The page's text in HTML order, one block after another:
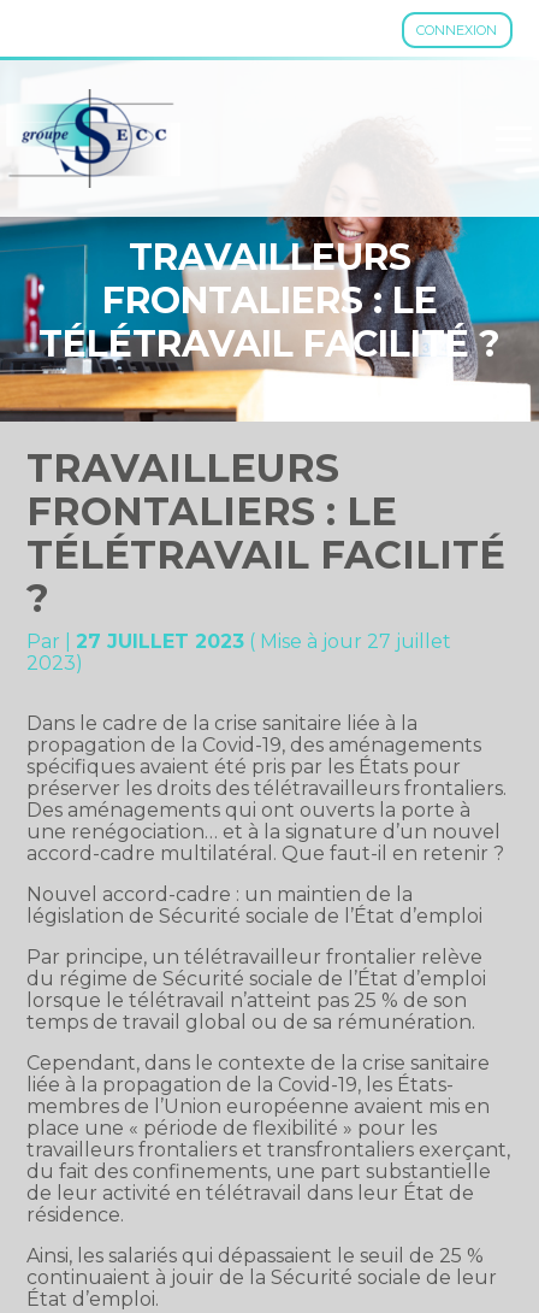
CONNEXION
Aller
TRAVAILLEURS
FRONTALIERS : LE
TÉLÉTRAVAIL FACILITÉ ?
TRAVAILLEURS
FRONTALIERS : LE
TÉLÉTRAVAIL FACILITÉ
?
Par 27 JUILLET 2023 ( Mise à jour 27 juillet
2023)
Dans le cadre de la crise sanitaire liée à la
propagation de la Covid-19, des aménagements
spécifiques avaient été pris par les États pour
préserver les droits des télétravailleurs frontaliers.
Des aménagements qui ont ouverts la porte à
une renégociation… et à la signature d’un nouvel
accord-cadre multilatéral. Que faut-il en retenir ?
Nouvel accord-cadre : un maintien de la
législation de Sécurité sociale de l’État d’emploi
Par principe, un télétravailleur frontalier relève
du régime de Sécurité sociale de l’État d’emploi
lorsque le télétravail n’atteint pas 25 % de son
temps de travail global ou de sa rémunération.
Cependant, dans le contexte de la crise sanitaire
liée à la propagation de la Covid-19, les États-
membres de l’Union européenne avaient mis en
place une « période de flexibilité » pour les
travailleurs frontaliers et transfrontaliers exerçant,
du fait des confinements, une part substantielle
de leur activité en télétravail dans leur État de
résidence.
Ainsi, les salariés qui dépassaient le seuil de 25 %
continuaient à jouir de la Sécurité sociale de leur
État d’emploi.